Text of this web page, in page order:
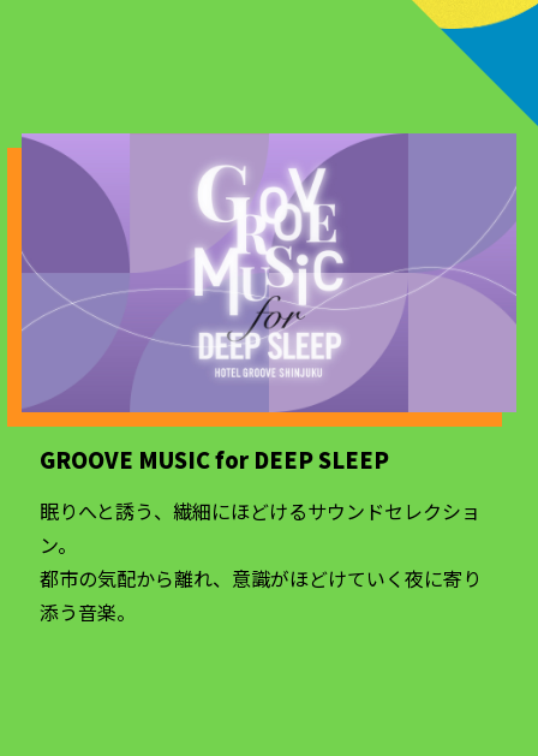
GROOVE MUSIC for DEEP SLEEP
眠りへと誘う、繊細にほどけるサウンドセレクショ
ン。
都市の気配から離れ、意識がほどけていく夜に寄り
添う音楽。